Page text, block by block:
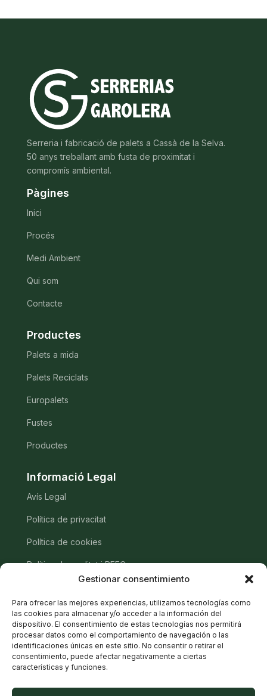
Gestionar consentimiento
Para ofrecer las mejores experiencias, utilizamos tecnologías como
las cookies para almacenar y/o acceder a la información del
dispositivo. El consentimiento de estas tecnologías nos permitirá
procesar datos como el comportamiento de navegación o las
identificaciones únicas en este sitio. No consentir o retirar el
consentimiento, puede afectar negativamente a ciertas
características y funciones.
Serreria i fabricació de palets a Cassà de la Selva.
50 anys treballant amb fusta de proximitat i
compromís ambiental.
Pàgines
Inici
Procés
Medi Ambient
Qui som
Contacte
Productes
Palets a mida
Palets Reciclats
Europalets
Fustes
Productes
Informació Legal
Avís Legal
Política de privacitat
Política de cookies
Política de qualitat i PEFC
info@serrerias-garolera.com
+34 972 46 02 40
+34 972 46 31 79